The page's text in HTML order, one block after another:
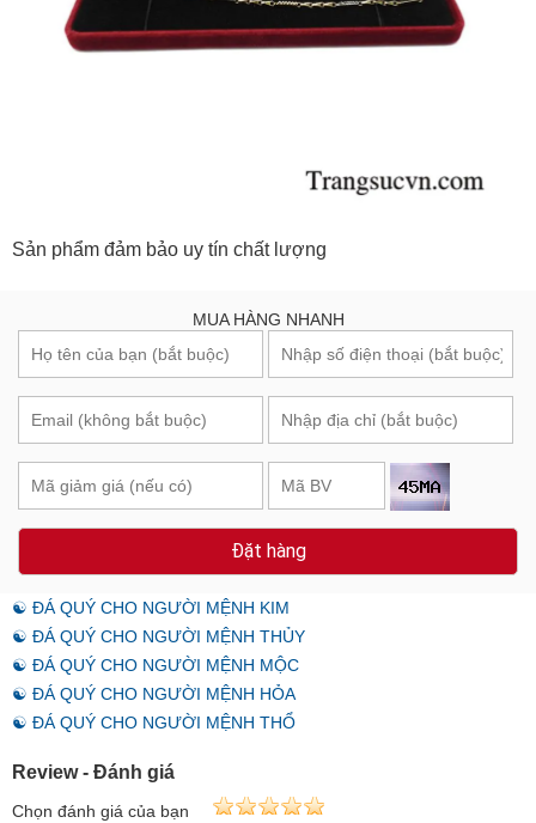
Sản phẩm đảm bảo uy tín chất lượng
MUA HÀNG NHANH
Đặt hàng
☯ ĐÁ QUÝ CHO NGƯỜI MỆNH KIM
☯ ĐÁ QUÝ CHO NGƯỜI MỆNH THỦY
☯ ĐÁ QUÝ CHO NGƯỜI MỆNH MỘC
☯ ĐÁ QUÝ CHO NGƯỜI MỆNH HỎA
☯ ĐÁ QUÝ CHO NGƯỜI MỆNH THỔ
Review - Đánh giá
Chọn đánh giá của bạn